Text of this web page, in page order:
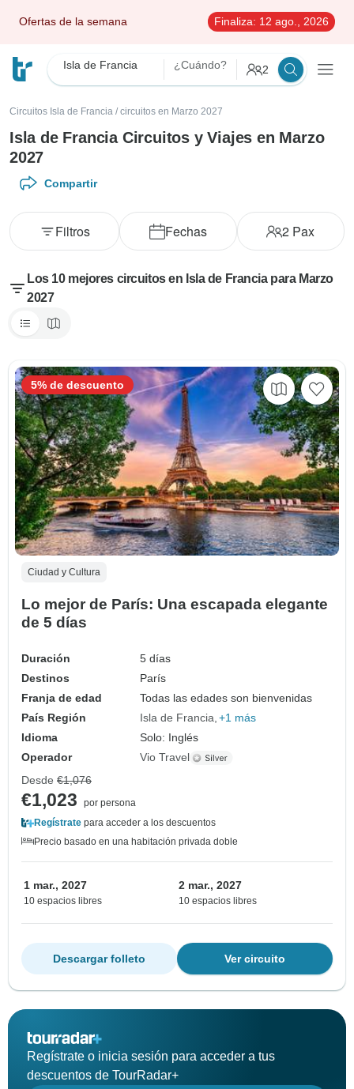
Ofertas de la semana Finaliza: 12 ago., 2026
Isla de Francia ¿Cuándo? 2
Circuitos Isla de Francia / circuitos en Marzo 2027
Isla de Francia Circuitos y Viajes en Marzo
2027
Compartir
Fechas 2 Pax
Filtros
Los 10 mejores circuitos en Isla de Francia para Marzo
2027
Ciudad y Cultura
Lo mejor de París: Una escapada elegante
de 5 días
Duración
5 días
Destinos
París
Franja de edad
Todas las edades son bienvenidas
País Región
Isla de Francia +1 más
Idioma
Solo: Inglés
Operador
Vio Travel
5% de descuento
Desde €1,076
€1,023
por persona
Regístrate para acceder a los descuentos
Precio basado en una habitación privada doble
1 mar., 2027
10 espacios libres
2 mar., 2027
10 espacios libres
Ver circuito
Descargar folleto
Regístrate o inicia sesión para acceder a tus
descuentos de TourRadar+